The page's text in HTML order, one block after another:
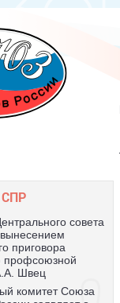
совета
приговора
профсоюзной
Швец
комитет Союза